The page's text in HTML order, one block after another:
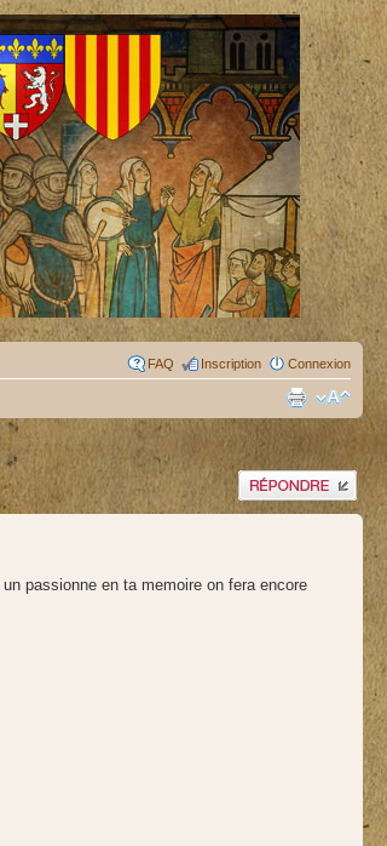
FAQ Inscription Connexion
Publier une réponse
passionne en ta memoire on fera encore